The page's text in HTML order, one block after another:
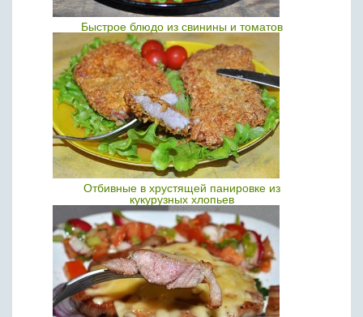
Быстрое блюдо из свинины и томатов
Отбивные в хрустящей панировке из
кукурузных хлопьев